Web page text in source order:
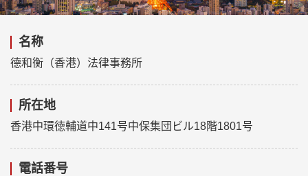
名称
德和衡（香港）法律事務所
所在地
香港中環徳輔道中141号中保集団ビル18階1801号
電話番号